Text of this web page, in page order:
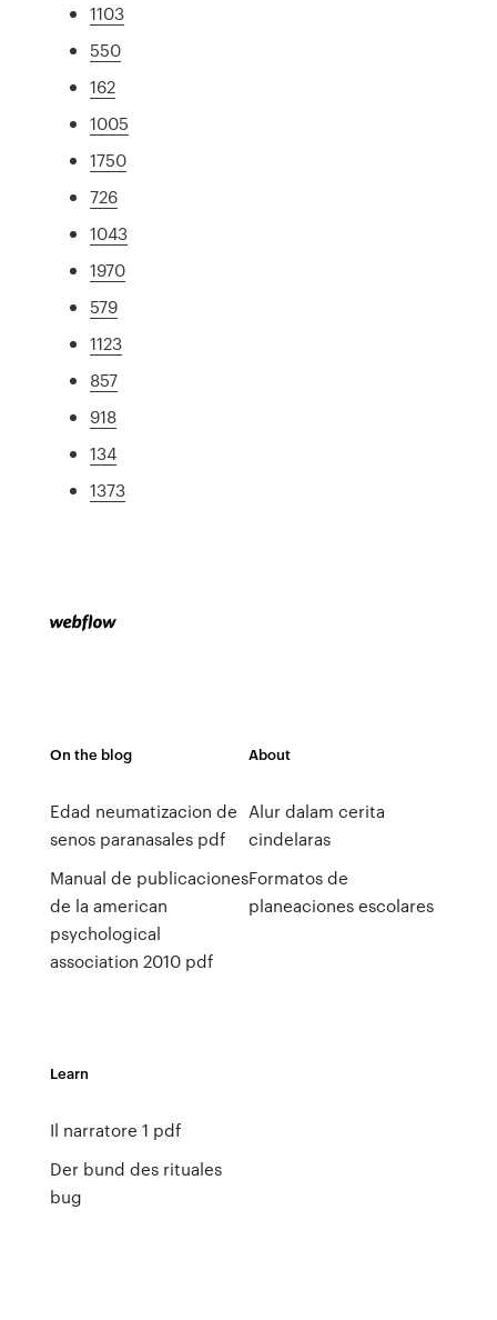
1103
550
162
1005
1750
726
1043
1970
579
1123
857
918
134
1373
On the blog
Edad neumatizacion de
senos paranasales pdf
Manual de publicaciones
de la american
psychological
association 2010 pdf
About
Alur dalam cerita
cindelaras
Formatos de
planeaciones escolares
Learn
Il narratore 1 pdf
Der bund des rituales
bug